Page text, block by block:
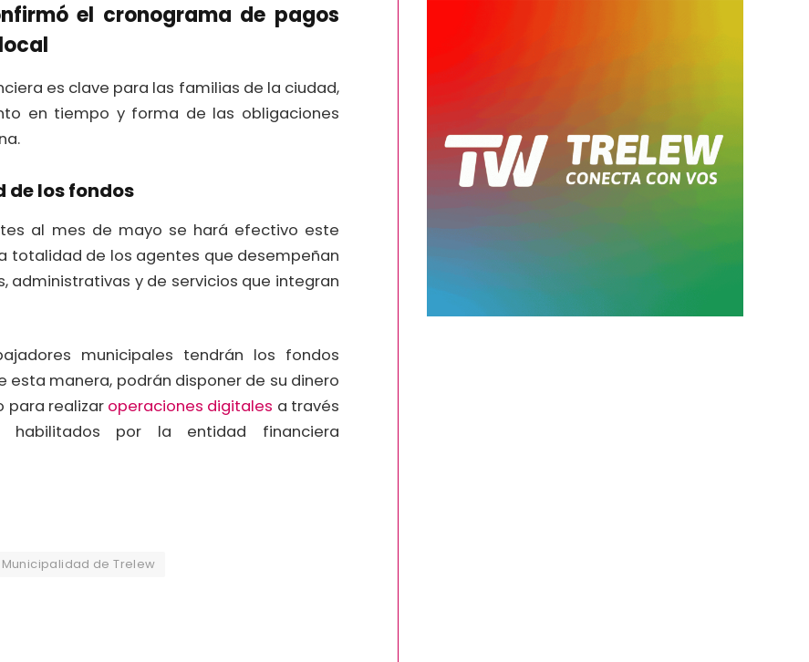
el cronograma de pagos
es clave para las familias de la ciudad,
en tiempo y forma de las obligaciones
de los fondos
al mes de mayo se hará efectivo este
totalidad de los agentes que desempeñan
administrativas y de servicios que integran
municipales tendrán los fondos
manera, podrán disponer de su dinero
para realizar operaciones digitales a través
habilitados por la entidad financiera
Municipalidad de Trelew